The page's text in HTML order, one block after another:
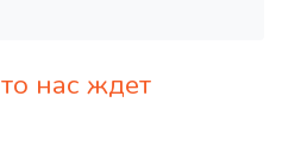
нас ждет